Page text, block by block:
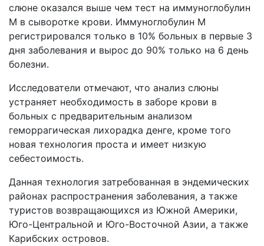
слюне оказался выше чем тест на иммуноглобулин
M в сыворотке крови. Иммуноглобулин M
регистрировался только в 10% больных в первые 3
дня заболевания и вырос до 90% только на 6 день
болезни.
Исследователи отмечают, что анализ слюны
устраняет необходимость в заборе крови в
больных с предварительным анализом
геморрагическая лихорадка денге, кроме того
новая технология проста и имеет низкую
себестоимость.
Данная технология затребованная в эндемических
районах распространения заболевания, а также
туристов возвращающихся из Южной Америки,
Юго-Центральной и Юго-Восточной Азии, а также
Карибских островов.